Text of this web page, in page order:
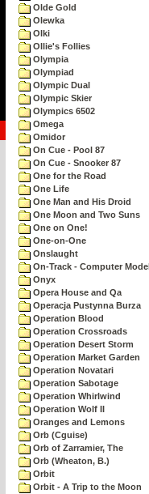
Olde Gold
Olewka
Olki
Ollie's Follies
Olympia
Olympiad
Olympic Dual
Olympic Skier
Olympics 6502
Omega
Omidor
On Cue - Pool 87
On Cue - Snooker 87
One for the Road
One Life
One Man and His Droid
One Moon and Two Suns
One on One!
One-on-One
Onslaught
On-Track - Computer
Onyx
Opera House and Qa
Operacja Pustynna Burza
Operation Blood
Operation Crossroads
Operation Desert Storm
Operation Market Garden
Operation Novatari
Operation Sabotage
Operation Whirlwind
Operation Wolf II
Oranges and Lemons
Orb (Cguise)
Orb of Zarramier, The
Orb (Wheaton, B.)
Orbit
Orbit - A Trip to the Moon